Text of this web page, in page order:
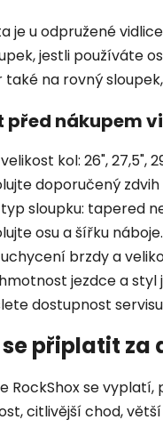
je u odpružené
jestli používáte
na rovný
před nákupem
kol: 26", 27,5",
doporučený
sloupku: tapered
osu a šířku náboje.
brzdy a
jezdce a styl
dostupnost
připlatit za
RockShox se
citlivější chod,